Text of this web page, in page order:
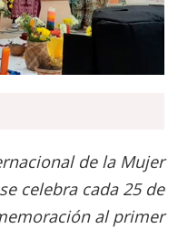
de la Mujer
celebra cada 25 de
al primer